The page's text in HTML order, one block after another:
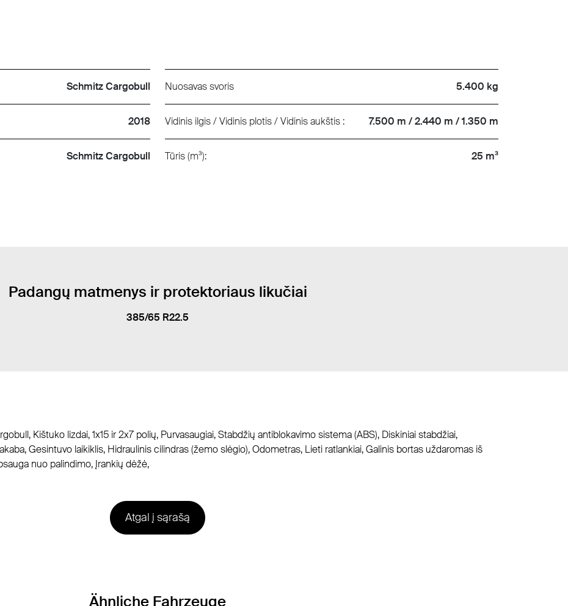
Schmitz Cargobull
2018
Schmitz Cargobull
Nuosavas svoris 5.400 kg
Vidinis ilgis / Vidinis plotis / Vidinis aukštis : 7.500 m / 2.440 m / 1.350 m
Tūris (m³): 25 m³
Padangų matmenys ir protektoriaus likučiai
385/65 R22.5
Kištuko lizdai, 1x15 ir 2x7 polių, Purvasaugiai, Stabdžių antiblokavimo sistema (ABS), Diskiniai stabdžiai,
Gesintuvo laikiklis, Hidraulinis cilindras (žemo slėgio), Odometras, Lieti ratlankiai, Galinis bortas uždaromas iš
nuo palindimo, Įrankių dėžė,
Atgal į sąrašą
Ähnliche Fahrzeuge